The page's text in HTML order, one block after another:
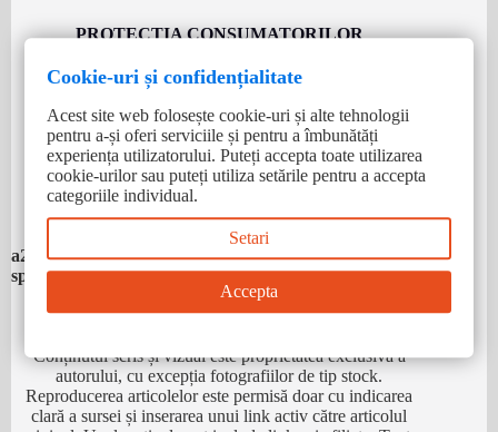
PROTECȚIA CONSUMATORILOR
CONTACT
a2t.ro(AtuTech) - 0371.783.783
spy-shop.roB2B -0374.822.288
Conținutul scris și vizual este proprietatea exclusivă a
autorului, cu excepția fotografiilor de tip stock.
Reproducerea articolelor este permisă doar cu indicarea
clară a sursei și inserarea unui link activ către articolul
Cookie-uri și confidențialitate
Acest site web folosește cookie-uri și alte tehnologii
pentru a-și oferi serviciile și pentru a îmbunătăți
experiența utilizatorului. Puteți accepta toate utilizarea
cookie-urilor sau puteți utiliza setările pentru a accepta
categoriile individual.
Setari
Accepta